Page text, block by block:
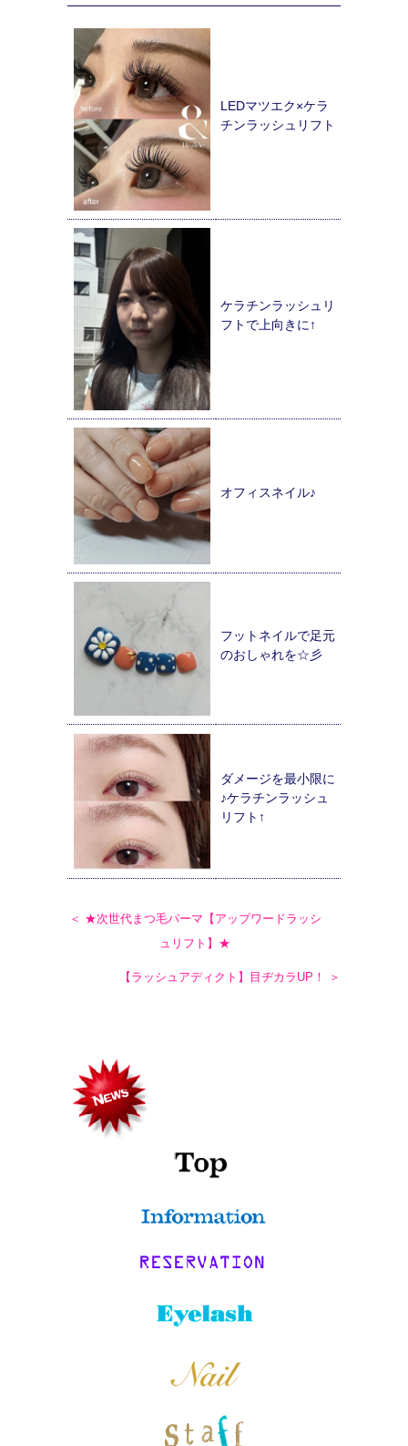
LEDマツエク×ケラ
チンラッシュリフト
ケラチンラッシュリ
フトで上向きに↑
オフィスネイル♪
フットネイルで足元
のおしゃれを☆彡
ダメージを最小限に
♪ケラチンラッシュ
リフト↑
＜ ★次世代まつ毛パーマ【アップワードラッシ
ュリフト】★
【ラッシュアディクト】目ヂカラUP！ ＞